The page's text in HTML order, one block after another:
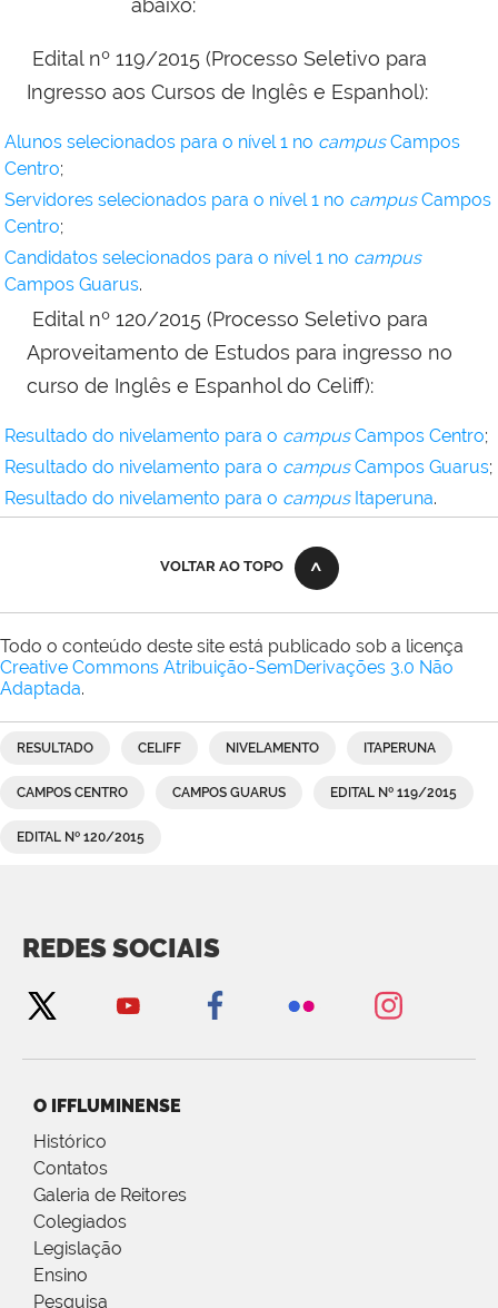
abaixo:
Edital nº 119/2015 (Processo Seletivo para
Ingresso aos Cursos de Inglês e Espanhol):
Alunos selecionados para o nível 1 no campusCampos
Centro;
Servidores selecionados para o nível 1 no campusCampos
Centro;
Candidatos selecionados para o nível 1 no campus
Campos Guarus.
Edital nº 120/2015 (Processo Seletivo para
Aproveitamento de Estudos para ingresso no
curso de Inglês e Espanhol do Celiff):
Resultado do nivelamento para o campusCampos Centro;
Resultado do nivelamento para o campusCampos Guarus;
Resultado do nivelamento para o campusItaperuna.
VOLTAR AO TOPO
Todo o conteúdo deste site está publicado sob a licença
Creative Commons Atribuição-SemDerivações 3.0 Não
Adaptada.
RESULTADO CELIFF NIVELAMENTO ITAPERUNA
CAMPOS CENTRO CAMPOS GUARUS EDITAL Nº 119/2015
EDITAL Nº 120/2015
REDES SOCIAIS
O IFFLUMINENSE
Histórico
Contatos
Galeria de Reitores
Colegiados
Legislação
Ensino
Pesquisa